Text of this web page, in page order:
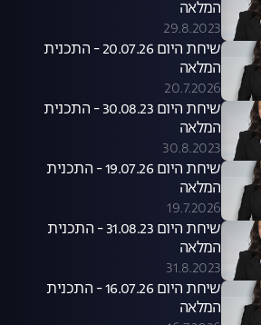
המלאה
29.8.2023
שיחת היום 20.07.26 - התכנית
המלאה
20.7.2026
שיחת היום 30.08.23 - התכנית
המלאה
30.8.2023
שיחת היום 19.07.26 - התכנית
המלאה
19.7.2026
שיחת היום 31.08.23 - התכנית
המלאה
31.8.2023
שיחת היום 16.07.26 - התכנית
המלאה